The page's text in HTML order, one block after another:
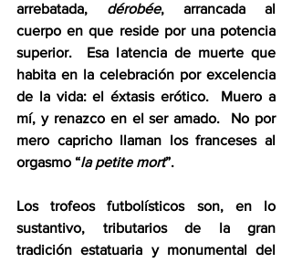
arrebatada, dérobée, arrancada al
cuerpo en que reside por una potencia
superior.  Esa latencia de muerte que
habita en la celebración por excelencia
de la vida: el éxtasis erótico.  Muero a
mí, y renazco en el ser amado.  No por
mero capricho llaman los franceses al
orgasmo “la petite mort”.
Los trofeos futbolísticos son, en lo
sustantivo, tributarios de la gran
tradición estatuaria y monumental del